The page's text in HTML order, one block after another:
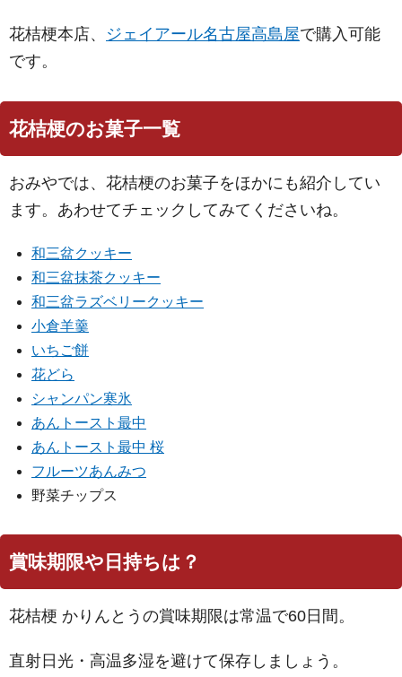
花桔梗本店、 ジェイアール名古屋高島屋で購入可能
です。
花桔梗のお菓子一覧
おみやでは、花桔梗のお菓子をほかにも紹介してい
ます。あわせてチェックしてみてくださいね。
和三盆クッキー
和三盆抹茶クッキー
和三盆ラズベリークッキー
小倉羊羹
いちご餅
花どら
シャンパン寒氷
あんトースト最中
あんトースト最中 桜
フルーツあんみつ
野菜チップス
賞味期限や日持ちは？
花桔梗 かりんとうの賞味期限は常温で60日間。
直射日光・高温多湿を避けて保存しましょう。